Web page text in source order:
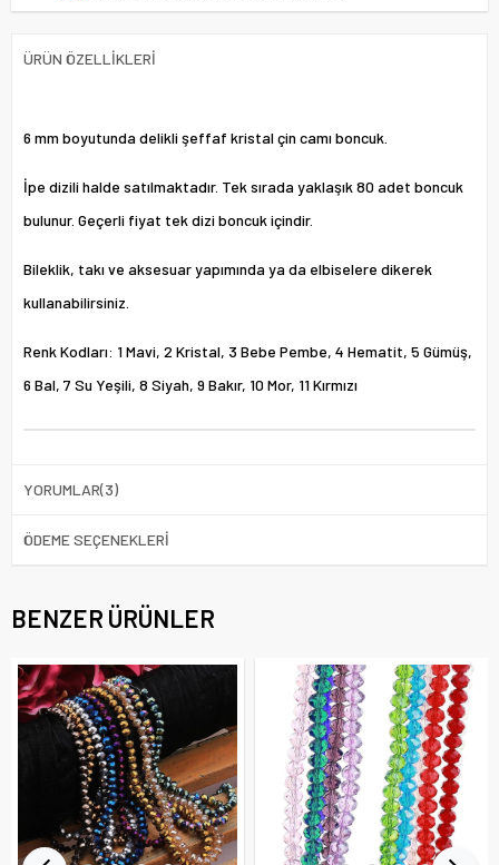
ÜRÜN ÖZELLIKLERI
6 mm boyutunda delikli şeffaf kristal çin camı boncuk.
İpe dizili halde satılmaktadır. Tek sırada yaklaşık 80 adet boncuk
bulunur. Geçerli fiyat tek dizi boncuk içindir.
Bileklik, takı ve aksesuar yapımında ya da elbiselere dikerek
kullanabilirsiniz.
Renk Kodları: 1 Mavi, 2 Kristal, 3 Bebe Pembe, 4 Hematit, 5 Gümüş,
6 Bal, 7 Su Yeşili, 8 Siyah, 9 Bakır, 10 Mor, 11 Kırmızı
YORUMLAR(3)
ÖDEME SEÇENEKLERI
BENZER ÜRÜNLER